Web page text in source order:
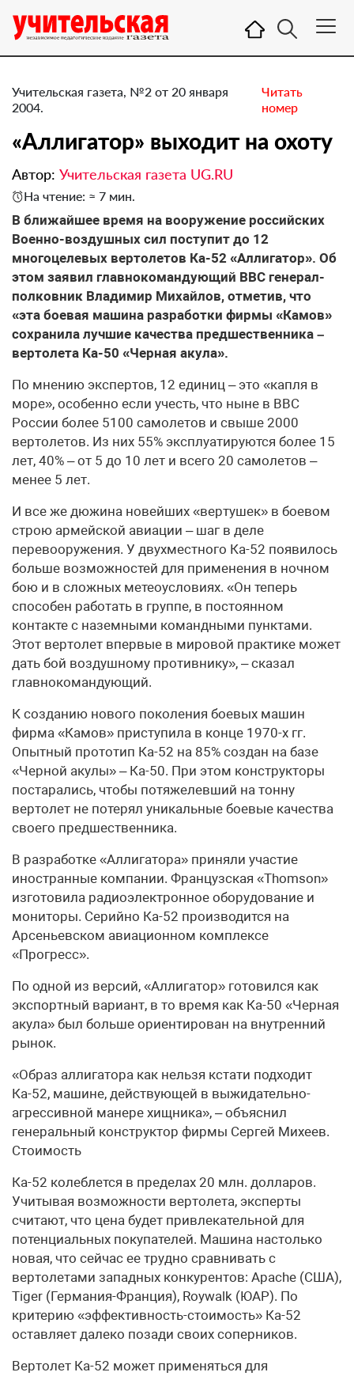
Учительская газета, №2 от 20 января
2004.
Читать
номер
«Аллигатор» выходит на охоту
Автор: Учительская газета UG.RU
На чтение: ≈ 7 мин.
В ближайшее время на вооружение российских
Военно-воздушных сил поступит до 12
многоцелевых вертолетов Ка-52 «Аллигатор». Об
этом заявил главнокомандующий ВВС генерал-
полковник Владимир Михайлов, отметив, что
«эта боевая машина разработки фирмы «Камов»
сохранила лучшие качества предшественника –
вертолета Ка-50 «Черная акула».
По мнению экспертов, 12 единиц – это «капля в
море», особенно если учесть, что ныне в ВВС
России более 5100 самолетов и свыше 2000
вертолетов. Из них 55% эксплуатируются более 15
лет, 40% – от 5 до 10 лет и всего 20 самолетов –
менее 5 лет.
И все же дюжина новейших «вертушек» в боевом
строю армейской авиации – шаг в деле
перевооружения. У двухместного Ка-52 появилось
больше возможностей для применения в ночном
бою и в сложных метеоусловиях. «Он теперь
способен работать в группе, в постоянном
контакте с наземными командными пунктами.
Этот вертолет впервые в мировой практике может
дать бой воздушному противнику», – сказал
главнокомандующий.
К созданию нового поколения боевых машин
фирма «Камов» приступила в конце 1970-х гг.
Опытный прототип Ка-52 на 85% создан на базе
«Черной акулы» – Ка-50. При этом конструкторы
постарались, чтобы потяжелевший на тонну
вертолет не потерял уникальные боевые качества
своего предшественника.
В разработке «Аллигатора» приняли участие
иностранные компании. Французская «Thomson»
изготовила радиоэлектронное оборудование и
мониторы. Серийно Ка-52 производится на
Арсеньевском авиационном комплексе
«Прогресс».
По одной из версий, «Аллигатор» готовился как
экспортный вариант, в то время как Ка-50 «Черная
акула» был больше ориентирован на внутренний
рынок.
«Образ аллигатора как нельзя кстати подходит
Ка-52, машине, действующей в выжидательно-
агрессивной манере хищника», – объяснил
генеральный конструктор фирмы Сергей Михеев.
Стоимость
Ка-52 колеблется в пределах 20 млн. долларов.
Учитывая возможности вертолета, эксперты
считают, что цена будет привлекательной для
потенциальных покупателей. Машина настолько
новая, что сейчас ее трудно сравнивать с
вертолетами западных конкурентов: Apache (США),
Tiger (Германия-Франция), Roywalk (ЮАР). По
критерию «эффективность-стоимость» Ка-52
оставляет далеко позади своих соперников.
Вертолет Ка-52 может применяться для